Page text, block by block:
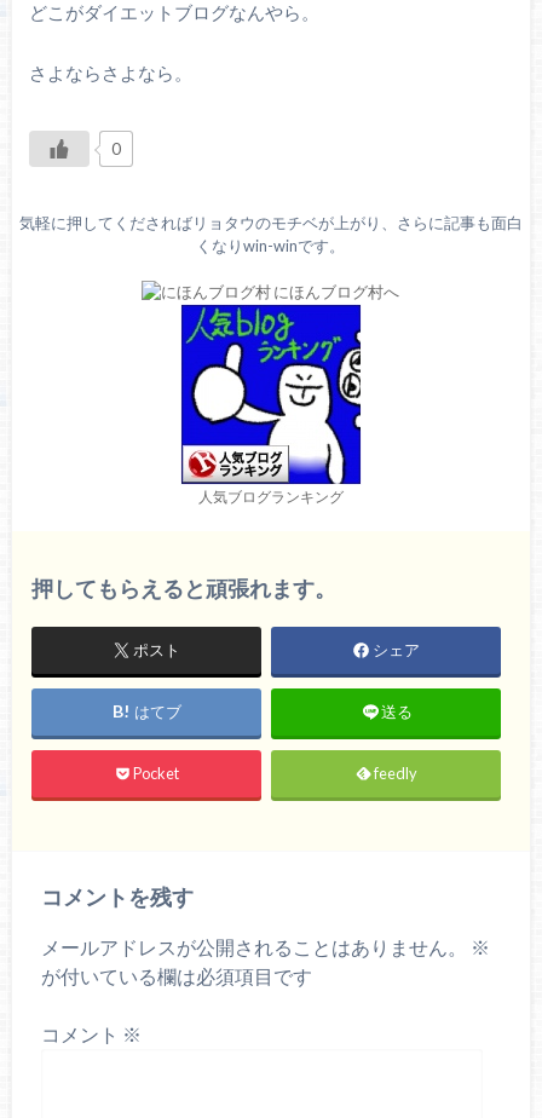
どこがダイエットブログなんやら。
さよならさよなら。
0
気軽に押してくださればリョタウのモチベが上がり、さらに記事も面白
くなりwin-winです。
人気ブログランキング
押してもらえると頑張れます。
ポスト シェア
はてブ 送る
Pocket feedly
コメントを残す
メールアドレスが公開されることはありません。
※
が付いている欄は必須項目です
コメント ※